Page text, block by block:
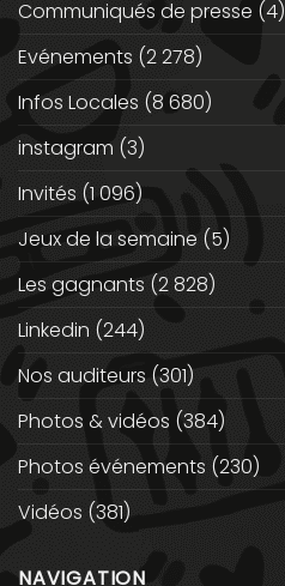
Communiqués de presse (4)
Evénements (2 278)
Infos Locales (8 680)
instagram (3)
Invités (1 096)
Jeux de la semaine (5)
Les gagnants (2 828)
Linkedin (244)
Nos auditeurs (301)
Photos & vidéos (384)
Photos événements (230)
Vidéos (381)
NAVIGATION